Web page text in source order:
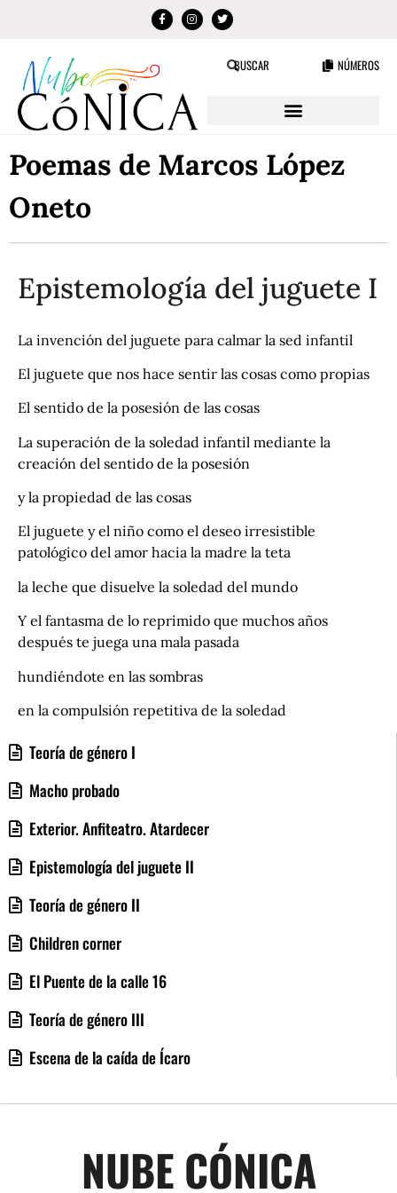
BUSCAR NÚMEROS
Poemas de Marcos López
Oneto
Teoría de género I
Macho probado
Exterior. Anfiteatro. Atardecer
Epistemología del juguete II
Teoría de género II
Children corner
El Puente de la calle 16
Teoría de género III
Escena de la caída de Ícaro
Epistemología del juguete I
La invención del juguete para calmar la sed infantil
El juguete que nos hace sentir las cosas como propias
El sentido de la posesión de las cosas
La superación de la soledad infantil mediante la
creación del sentido de la posesión
y la propiedad de las cosas
El juguete y el niño como el deseo irresistible
patológico del amor hacia la madre la teta
la leche que disuelve la soledad del mundo
Y el fantasma de lo reprimido que muchos años
después te juega una mala pasada
hundiéndote en las sombras
en la compulsión repetitiva de la soledad
NUBE CÓNICA